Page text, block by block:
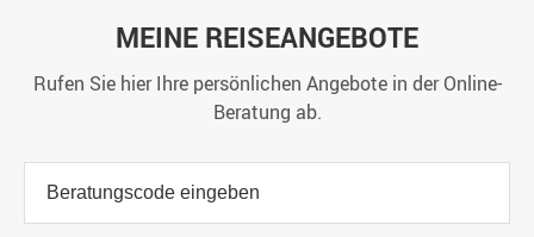
MEINE REISEANGEBOTE
Rufen Sie hier Ihre persönlichen Angebote in der Online-
Beratung ab.